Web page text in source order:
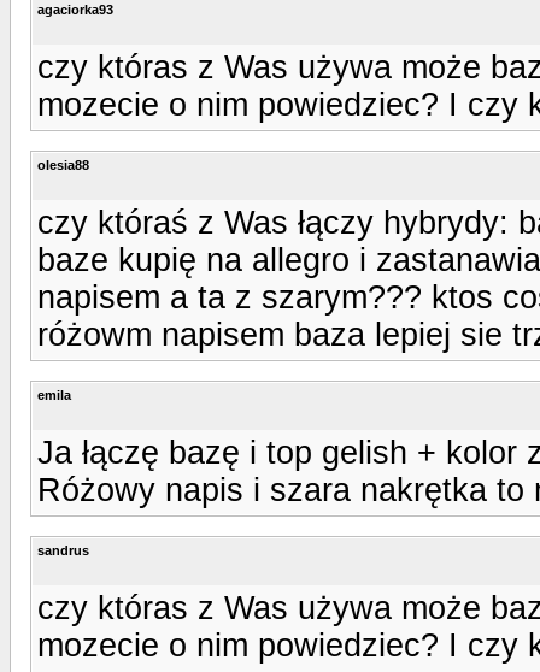
agaciorka93
czy któras z Was używa może
mozecie o nim powiedziec? I czy
olesia88
czy któraś z Was łączy hybrydy:
baze kupię na allegro i
napisem a ta z szarym??? ktos
różowm napisem baza lepiej sie
emila
Ja łączę bazę i top gelish +
Różowy napis i szara nakrętka
sandrus
czy któras z Was używa może
mozecie o nim powiedziec? I czy